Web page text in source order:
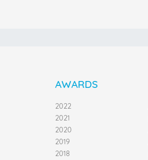
AWARDS
2022
2021
2020
2019
2018